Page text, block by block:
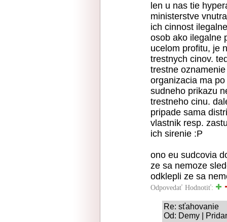
len u nas tie
ministerstve
ich cinnost
osob ako ilegalne
ucelom profitu, je
trestnych cinov.
trestne
organizacia ma
sudneho prikazu
trestneho cinu.
pripade sama
vlastnik resp.
ich sirenie :P
ono eu sudcovia
ze sa nemoze
odklepli ze sa
Odpovedať Hodnotiť:
Re: sťahovanie
Od: Demy |